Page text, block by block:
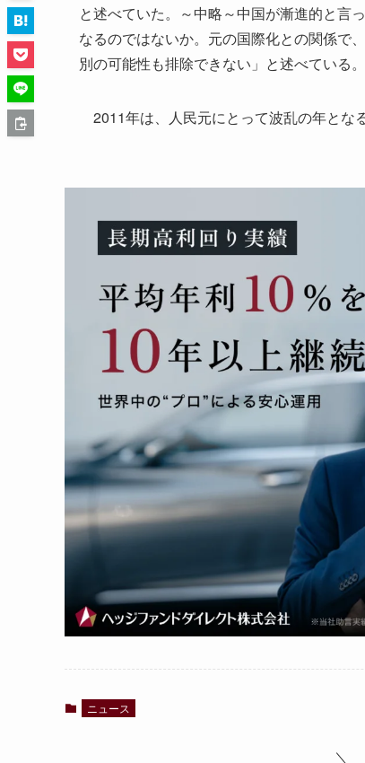
と述べていた。～中略～中国が漸進的と言
なるのではないか。元の国際化との関係で
別の可能性も排除できない」と述べている。
2011年は、人民元にとって波乱の年とな
ニュース